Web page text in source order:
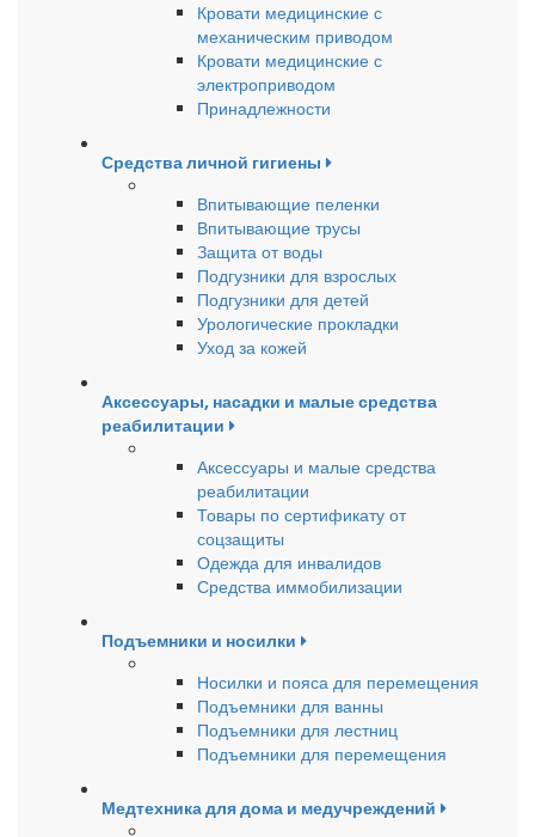
Кровати медицинские с
механическим приводом
Кровати медицинские с
электроприводом
Принадлежности
Средства личной гигиены
Впитывающие пеленки
Впитывающие трусы
Защита от воды
Подгузники для взрослых
Подгузники для детей
Урологические прокладки
Уход за кожей
Аксессуары, насадки и малые средства
реабилитации
Аксессуары и малые средства
реабилитации
Товары по сертификату от
соцзащиты
Одежда для инвалидов
Средства иммобилизации
Подъемники и носилки
Носилки и пояса для перемещения
Подъемники для ванны
Подъемники для лестниц
Подъемники для перемещения
Медтехника для дома и медучреждений